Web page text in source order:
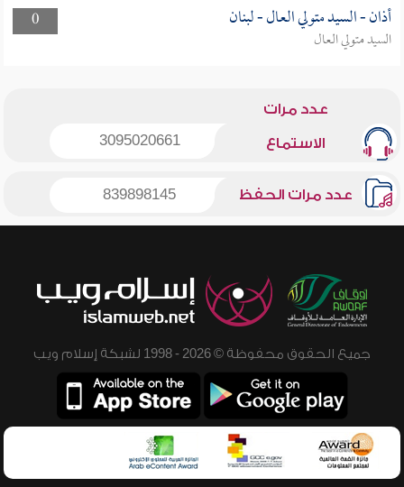
0
أذان - السيد متولي العال - لبنان
السيد متولي العال
عدد مرات
الاستماع 3095020661
عدد مرات الحفظ 839898145
جميع الحقوق محفوظة © 2026 - 1998 لشبكة إسلام ويب